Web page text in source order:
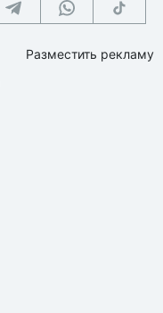
Разместить рекламу